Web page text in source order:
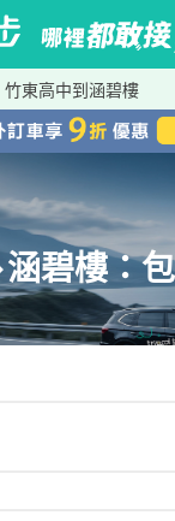
竹東高中到涵碧樓
碧樓：包